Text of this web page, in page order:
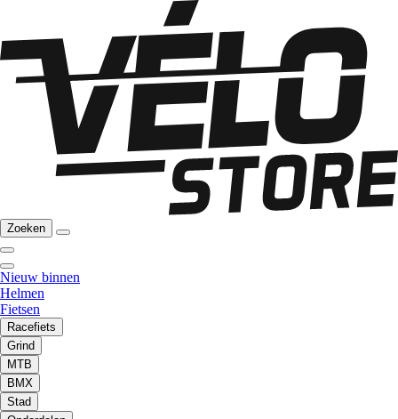
Zoeken
Nieuw binnen
Helmen
Fietsen
Racefiets
Grind
MTB
BMX
Stad